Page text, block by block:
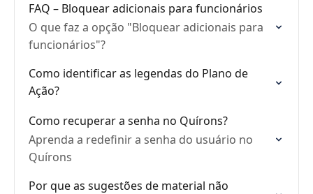
FAQ – Bloquear adicionais para funcionários
O que faz a opção "Bloquear adicionais para
funcionários"?
Como identificar as legendas do Plano de
Ação?
Como recuperar a senha no Quírons?
Aprenda a redefinir a senha do usuário no
Quírons
Por que as sugestões de material não